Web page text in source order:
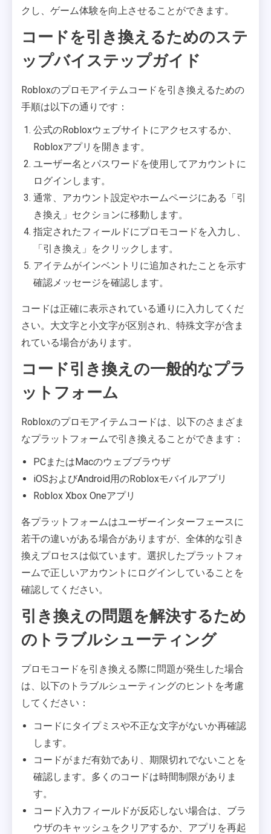
クし、ゲーム体験を向上させることができます。
コードを引き換えるためのステ
ップバイステップガイド
Robloxのプロモアイテムコードを引き換えるための
手順は以下の通りです：
公式のRobloxウェブサイトにアクセスするか、
Robloxアプリを開きます。
ユーザー名とパスワードを使用してアカウントに
ログインします。
通常、アカウント設定やホームページにある「引
き換え」セクションに移動します。
指定されたフィールドにプロモコードを入力し、
「引き換え」をクリックします。
アイテムがインベントリに追加されたことを示す
確認メッセージを確認します。
コードは正確に表示されている通りに入力してくだ
さい。大文字と小文字が区別され、特殊文字が含ま
れている場合があります。
コード引き換えの一般的なプラ
ットフォーム
Robloxのプロモアイテムコードは、以下のさまざま
なプラットフォームで引き換えることができます：
PCまたはMacのウェブブラウザ
iOSおよびAndroid用のRobloxモバイルアプリ
Roblox Xbox Oneアプリ
各プラットフォームはユーザーインターフェースに
若干の違いがある場合がありますが、全体的な引き
換えプロセスは似ています。選択したプラットフォ
ームで正しいアカウントにログインしていることを
確認してください。
引き換えの問題を解決するため
のトラブルシューティング
プロモコードを引き換える際に問題が発生した場合
は、以下のトラブルシューティングのヒントを考慮
してください：
コードにタイプミスや不正な文字がないか再確認
します。
コードがまだ有効であり、期限切れでないことを
確認します。多くのコードは時間制限がありま
す。
コード入力フィールドが反応しない場合は、ブラ
ウザのキャッシュをクリアするか、アプリを再起